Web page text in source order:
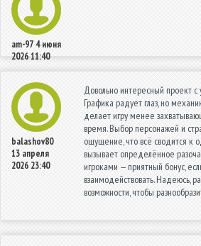
am-97 4 июня
2026 11:40
balashov80
13 апреля
2026 23:40
Довольно интересный проект с
Графика радует глаз, но
делает игру менее
время. Выбор персонажей и
ощущение, что всё сводится к
вызывает определённое
игроками — приятный бонус,
взаимодействовать. Надеюсь,
возможности, чтобы